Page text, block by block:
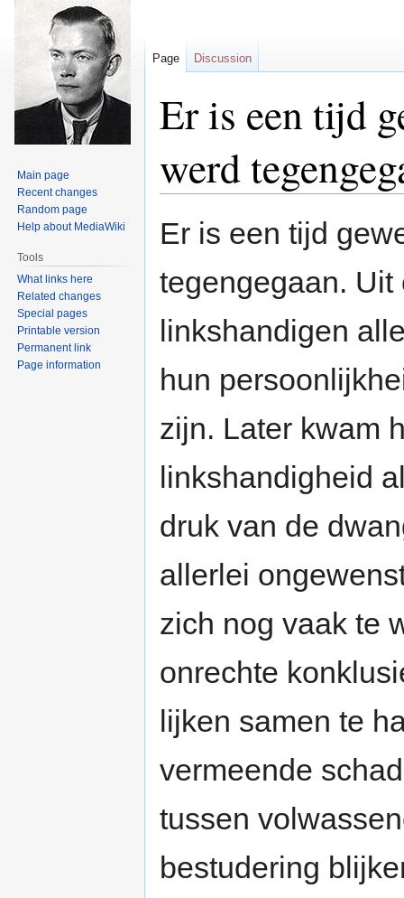
Er is een tijd
werd
to
to
Er is een tijd
tegengegaan.
linkshandigen
hun
zijn. Later kwam
linkshandigheid
druk van de
allerlei
zich nog vaak te
onrechte
lijken samen te
vermeende
tussen
bestudering
Page Discussion
Main page
Recent changes
Random page
Help about MediaWiki
Tools
What links here
Related changes
Special pages
Printable version
Permanent link
Page information